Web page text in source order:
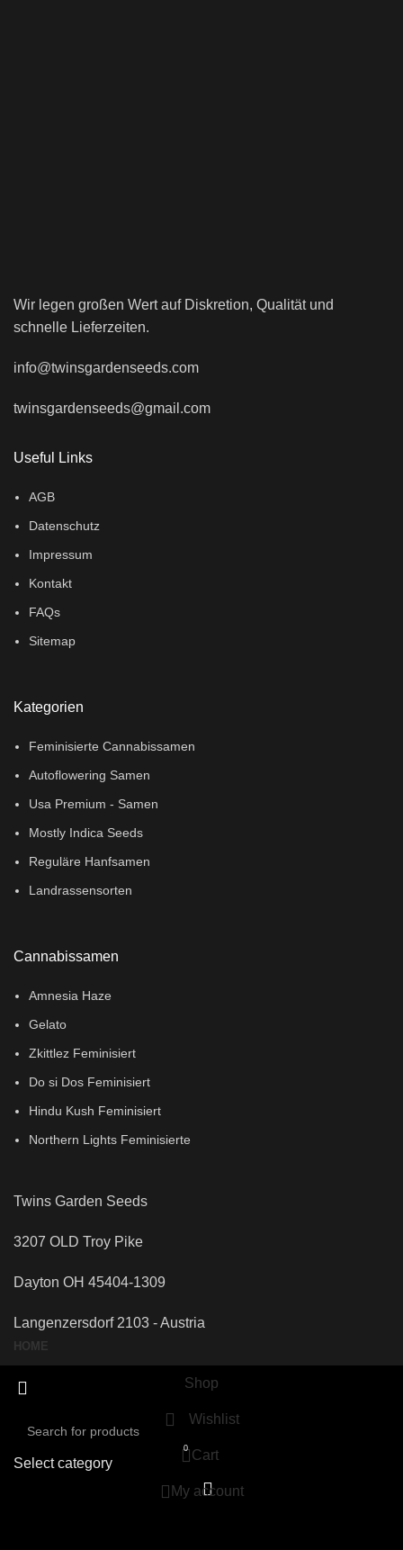
Wir legen großen Wert auf Diskretion, Qualität und
schnelle Lieferzeiten.
info@twinsgardenseeds.com
twinsgardenseeds@gmail.com
Useful Links
AGB
Datenschutz
Impressum
Kontakt
FAQs
Sitemap
Kategorien
Feminisierte Cannabissamen
Autoflowering Samen
Usa Premium - Samen
Mostly Indica Seeds
Reguläre Hanfsamen
Landrassensorten
Cannabissamen
Amnesia Haze
Gelato
Zkittlez Feminisiert
Do si Dos Feminisiert
Hindu Kush Feminisiert
Northern Lights Feminisierte
Twins Garden Seeds
3207 OLD Troy Pike
Dayton OH 45404-1309
Langenzersdorf 2103 - Austria
HOME
Select category
Shop
Wishlist
0 Cart
My account